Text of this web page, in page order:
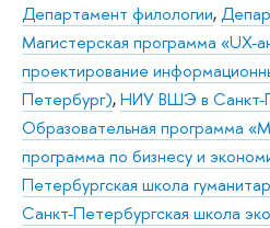
Департамент филологии,
Магистерская программа «UX-
проектирование
Петербург),НИУ ВШЭ в Санкт-
Образовательная программа
программа по бизнесу и
Петербургская школа
Санкт-Петербургская школа